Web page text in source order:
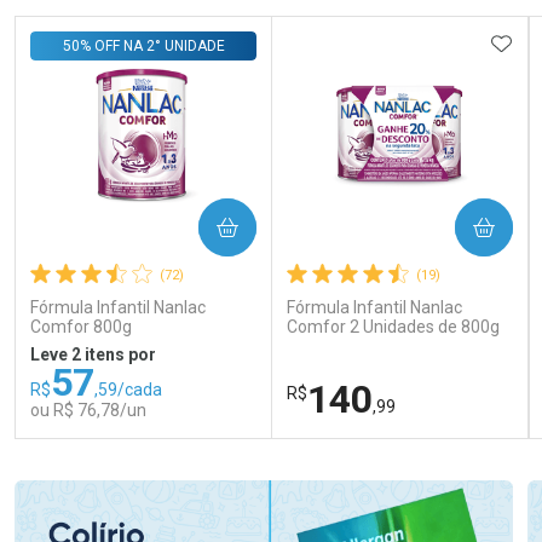
(72)
Fórmula Infantil Nanlac
Comfor 800g
50% OFF NA 2° UNIDADE
Leve 2 itens por
R$57,59/cada
ou R$ 76,78/un
COMPRAR
(19)
Fórmula Infantil Nanlac
Comfor 2 Unidades de 800g
R$140,99
COMPRAR
Laboratório
Por Menos